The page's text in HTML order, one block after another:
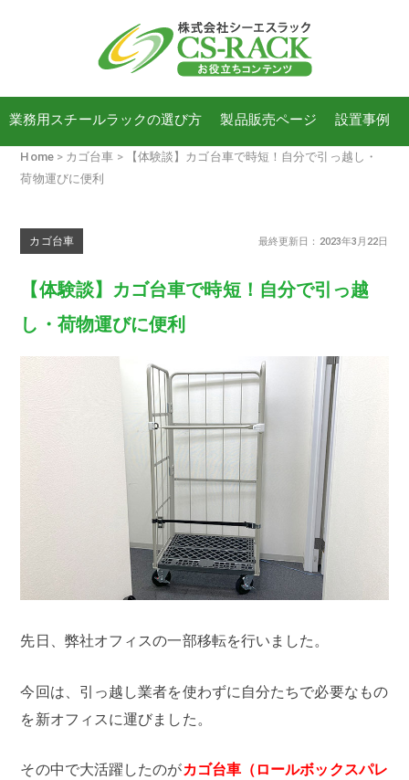
業務用スチールラックの選び方 製品販売ページ 設置事例
Home カゴ台車
【体験談】カゴ台車で時短！自分で引っ越し・
荷物運びに便利
カゴ台車 最終更新日：2023年3月22日
【体験談】カゴ台車で時短！自分で引っ越
し・荷物運びに便利
先日、弊社オフィスの一部移転を行いました。
今回は、引っ越し業者を使わずに自分たちで必要なもの
を新オフィスに運びました。
その中で大活躍したのがカゴ台車（ロールボックスパレ